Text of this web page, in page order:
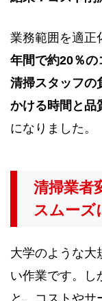
業務範囲を適正
年間で約20％
清掃スタッフの
かける時間と品
になりました。
清掃業者
スムーズ
大学のような大
い作業です。し